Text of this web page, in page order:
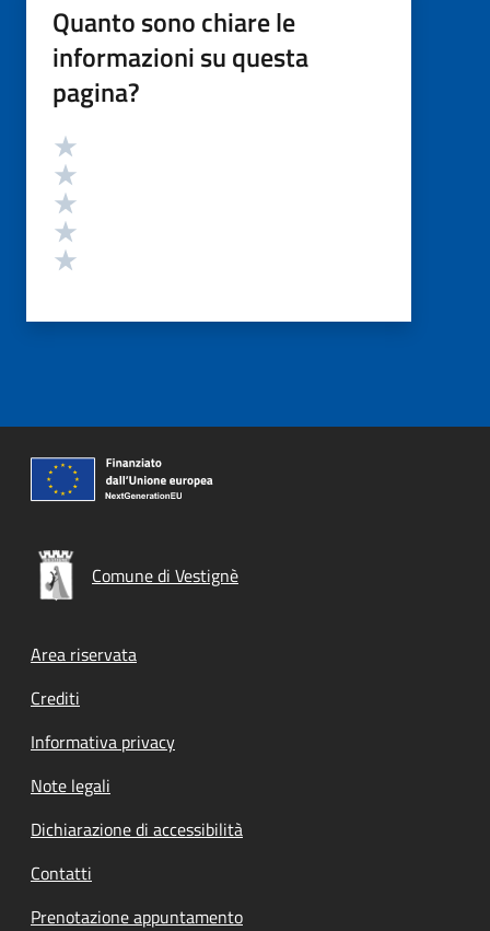
Quanto sono chiare le
informazioni su questa
pagina?
Valutazione
Comune di Vestignè
Footer menu
Area riservata
Crediti
Informativa privacy
Note legali
Dichiarazione di accessibilità
Contatti
Prenotazione appuntamento